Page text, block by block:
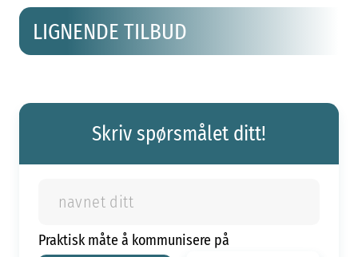
LIGNENDE TILBUD
Skriv spørsmålet ditt!
Praktisk måte å kommunisere på